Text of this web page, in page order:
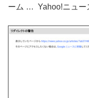
ーム … Yahoo!ニュ